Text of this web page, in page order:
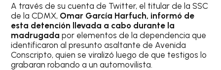
A través de su cuenta de Twitter, el titular de la SSC
de la CDMX, Omar García Harfuch, informó de
esta detención llevada a cabo durante la
madrugada por elementos de la dependencia que
identificaron al presunto asaltante de Avenida
Conscripto, quien se viralizó luego de que testigos lo
grabaran robando a un automovilista.